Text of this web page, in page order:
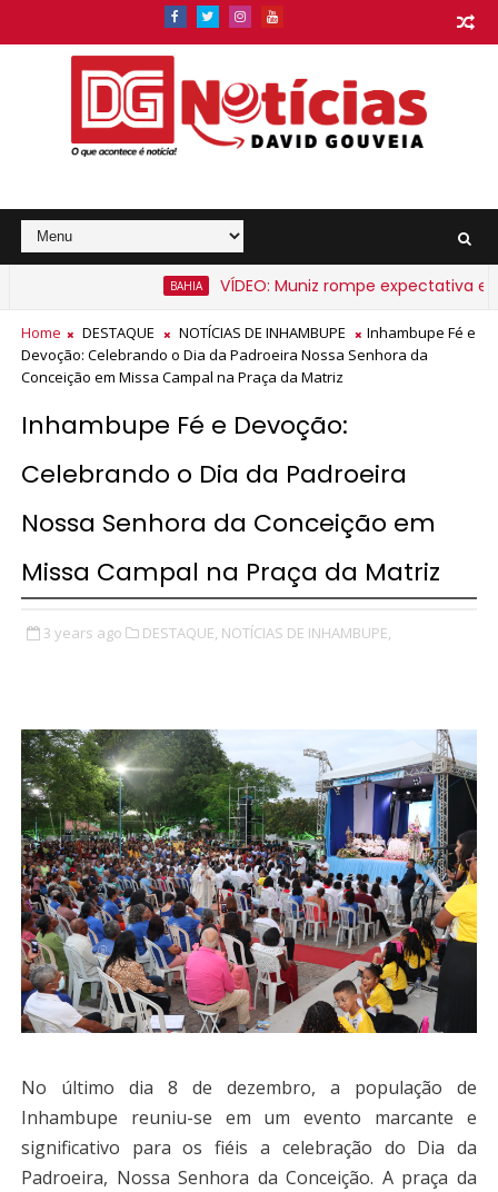
VÍDEO: Muniz rompe expectativa e anuncia
Home DESTAQUE NOTÍCIAS DE INHAMBUPE
Inhambupe Fé e
Devoção: Celebrando o Dia da Padroeira Nossa Senhora da
Conceição em Missa Campal na Praça da Matriz
Inhambupe Fé e Devoção:
Celebrando o Dia da Padroeira
Nossa Senhora da Conceição em
Missa Campal na Praça da Matriz
3 years ago DESTAQUE, NOTÍCIAS DE INHAMBUPE,
No último dia 8 de dezembro, a população de
Inhambupe reuniu-se em um evento marcante e
significativo para os fiéis a celebração do Dia da
Padroeira, Nossa Senhora da Conceição. A praça da